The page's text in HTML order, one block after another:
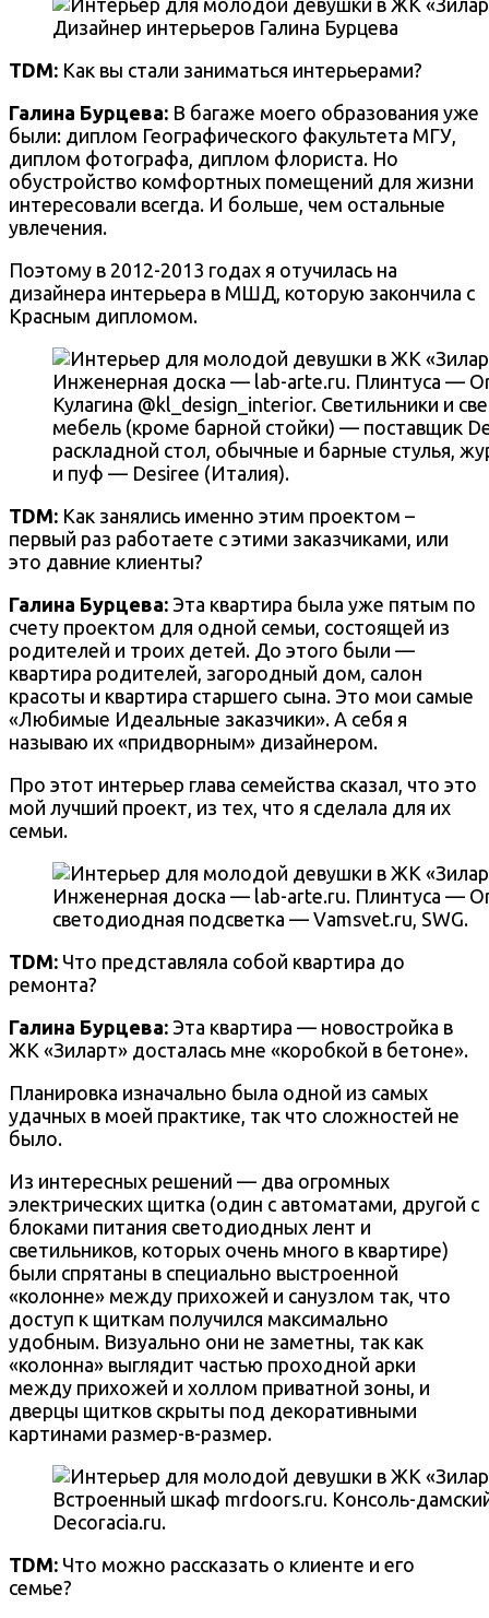
Дизайнер интерьеров Галина Бурцева
TDM: Как вы стали заниматься интерьерами?
Галина Бурцева: В багаже моего образования уже
были: диплом Географического факультета МГУ,
диплом фотографа, диплом флориста. Но
обустройство комфортных помещений для жизни
интересовали всегда. И больше, чем остальные
увлечения.
Поэтому в 2012-2013 годах я отучилась на
дизайнера интерьера в МШД, которую закончила с
Красным дипломом.
Инженерная доска — lab-arte.ru. Плинтуса —
Кулагина @kl_design_interior. Светильники и
мебель (кроме барной стойки) — поставщик
раскладной стол, обычные и барные стулья,
и пуф — Desiree (Италия).
TDM: Как занялись именно этим проектом –
первый раз работаете с этими заказчиками, или
это давние клиенты?
Галина Бурцева: Эта квартира была уже пятым по
счету проектом для одной семьи, состоящей из
родителей и троих детей. До этого были —
квартира родителей, загородный дом, салон
красоты и квартира старшего сына. Это мои самые
«Любимые Идеальные заказчики». А себя я
называю их «придворным» дизайнером.
Про этот интерьер глава семейства сказал, что это
мой лучший проект, из тех, что я сделала для их
семьи.
Инженерная доска — lab-arte.ru. Плинтуса —
светодиодная подсветка — Vamsvet.ru, SWG.
TDM: Что представляла собой квартира до
ремонта?
Галина Бурцева: Эта квартира — новостройка в
ЖК «Зиларт» досталась мне «коробкой в бетоне».
Планировка изначально была одной из самых
удачных в моей практике, так что сложностей не
было.
Из интересных решений — два огромных
электрических щитка (один с автоматами, другой с
блоками питания светодиодных лент и
светильников, которых очень много в квартире)
были спрятаны в специально выстроенной
«колонне» между прихожей и санузлом так, что
доступ к щиткам получился максимально
удобным. Визуально они не заметны, так как
«колонна» выглядит частью проходной арки
между прихожей и холлом приватной зоны, и
дверцы щитков скрыты под декоративными
картинами размер-в-размер.
Встроенный шкаф mrdoors.ru. Консоль-
Decoracia.ru.
TDM: Что можно рассказать о клиенте и его
семье?